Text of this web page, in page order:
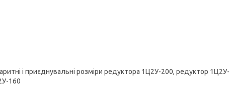
і приєднувальні розміри редуктора 1Ц2У-200, редуктор
160